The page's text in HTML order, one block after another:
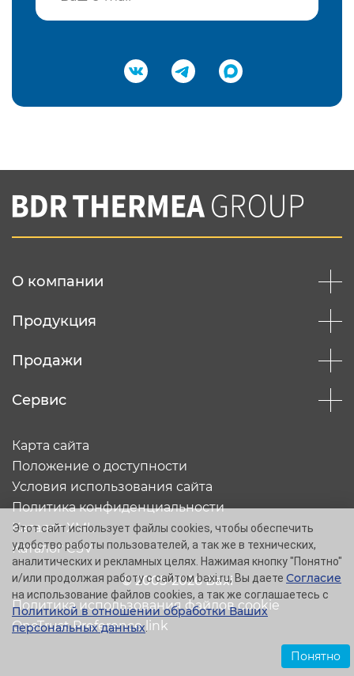
Подтвердить e-mail
Вы соглашаетесь с нашей политикой
конфеденциальности
О компании
Продукция
Продажи
Сервис
© 2005-2026 Baxi
Карта сайта
Положение о доступности
Условия использования сайта
Политика конфиденциальности
Каталог XML
Каталог CSV
Политика использования файлов cookie
OneTrust Preference link
Этот сайт использует файлы cookies, чтобы обеспечить
удобство работы пользователей, а так же в технических,
аналитических и рекламных целях. Нажимая кнопку "Понятно"
и/или продолжая работу с сайтом baxi.ru, Вы даете Согласие
на использование файлов cookies, а так же соглашаетесь с
Политикой в отношении обработки Ваших
персональных данных.
Понятно